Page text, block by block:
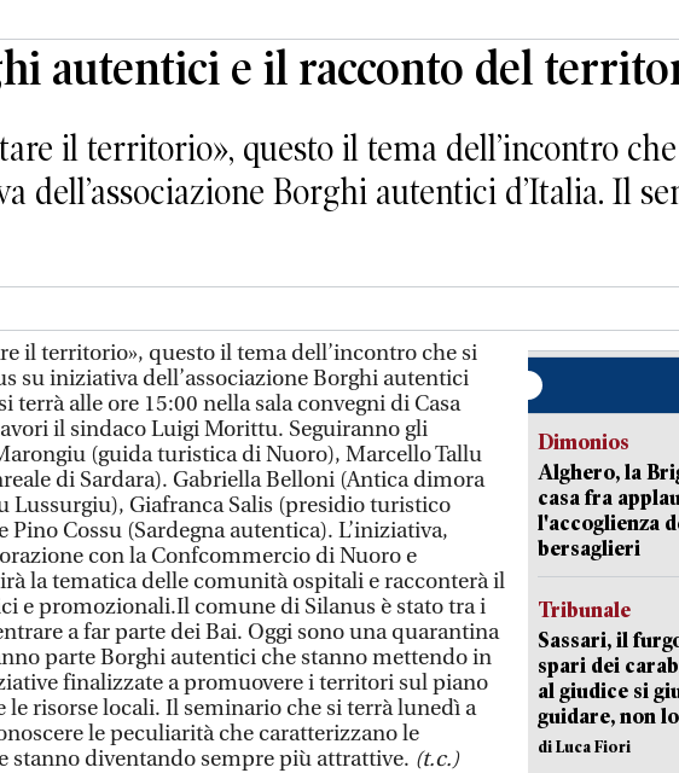
autentici e il racconto del
il territorio», questo il tema dell’incontro
dell’associazione Borghi autentici d’Italia. Il
il territorio», questo il tema dell’incontro che si
su iniziativa dell’associazione Borghi autentici
terrà alle ore 15:00 nella sala convegni di Casa
il sindaco Luigi Morittu. Seguiranno gli
(guida turistica di Nuoro), Marcello Tallu
di Sardara). Gabriella Belloni (Antica dimora
Lussurgiu), Giafranca Salis (presidio turistico
Pino Cossu (Sardegna autentica). L’iniziativa,
con la Confcommercio di Nuoro e
la tematica delle comunità ospitali e racconterà il
e promozionali.Il comune di Silanus è stato tra i
a far parte dei Bai. Oggi sono una quarantina
parte Borghi autentici che stanno mettendo in
finalizzate a promuovere i territori sul piano
le risorse locali. Il seminario che si terrà lunedì a
le peculiarità che caratterizzano le
stanno diventando sempre più attrattive. (t.c.)
Dimonios
Alghero, la
casa fra
l'accoglienza
bersaglieri
Tribunale
Sassari, il
spari dei
al giudice si
guidare, non
di Luca Fiori